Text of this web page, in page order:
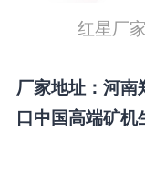
红星厂
厂家地址：河南
口中国高端矿